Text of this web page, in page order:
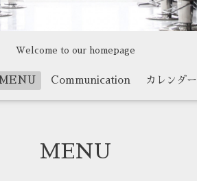
Welcome to our homepage
MENU Communication カレンダー
MENU